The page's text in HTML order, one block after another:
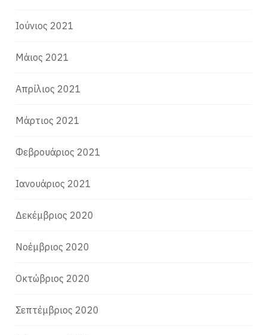
Ιούνιος 2021
Μάιος 2021
Απρίλιος 2021
Μάρτιος 2021
Φεβρουάριος 2021
Ιανουάριος 2021
Δεκέμβριος 2020
Νοέμβριος 2020
Οκτώβριος 2020
Σεπτέμβριος 2020